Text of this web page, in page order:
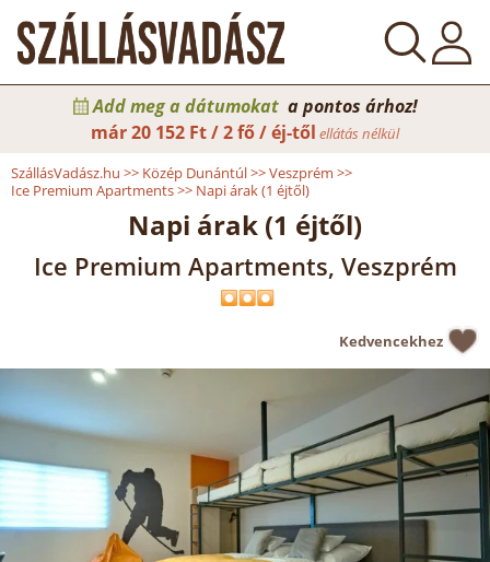
Add meg a dátumokat a pontos árhoz!
már20 152 Ft / 2 fő / éj-től ellátás nélkül
SzállásVadász.hu >> Közép Dunántúl>>Veszprém >>
Ice Premium Apartments>> Napi árak (1 éjtől)
Napi árak (1 éjtől)
Ice Premium Apartments, Veszprém
Kedvencekhez